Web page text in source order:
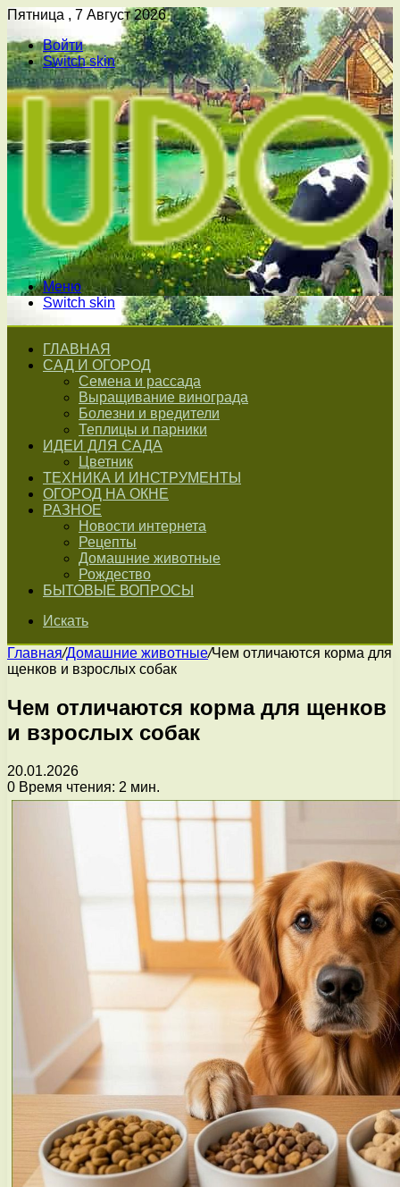
Пятница , 7 Август 2026
Войти
Switch skin
Меню
Switch skin
ГЛАВНАЯ
САД И ОГОРОД
Семена и рассада
Выращивание винограда
Болезни и вредители
Теплицы и парники
ИДЕИ ДЛЯ САДА
Цветник
ТЕХНИКА И ИНСТРУМЕНТЫ
ОГОРОД НА ОКНЕ
РАЗНОЕ
Новости интернета
Рецепты
Домашние животные
Рождество
БЫТОВЫЕ ВОПРОСЫ
Искать
Главная/Домашние животные/Чем отличаются корма для
щенков и взрослых собак
Чем отличаются корма для щенков
и взрослых собак
20.01.2026
0 Время чтения: 2 мин.